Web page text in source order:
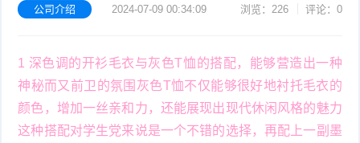
公司介绍 2024-07-09 00:34:09 浏览：226 评论：0
1 深色调的开衫毛衣与灰色T恤的搭配，能够营造出一种
神秘而又前卫的氛围灰色T恤不仅能够很好地衬托毛衣的
颜色，增加一丝亲和力，还能展现出现代休闲风格的魅力
这种搭配对学生党来说是一个不错的选择，再配上一副墨